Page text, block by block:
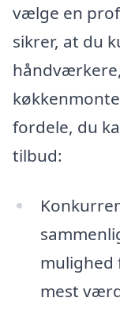
vælge en
sikrer, at du
fordele, du
tilbud:
mest